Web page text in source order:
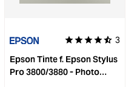
Durchschnittliche
3
Epson Tinte f. Epson Stylus
Pro 3800/3880 - Photo
Black